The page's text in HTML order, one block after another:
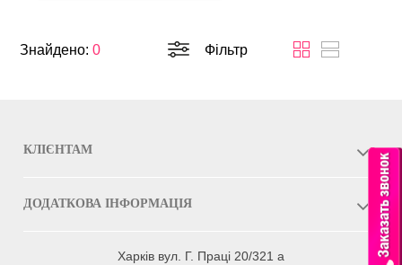
Знайдено:0 Фільтр
КЛІЄНТАМ
ДОДАТКОВА ІНФОРМАЦІЯ
Харків вул. Г. Праці 20/321 а